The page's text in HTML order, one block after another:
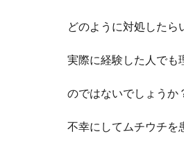
どのように対処したら
実際に経験した人でも
のではないでしょうか
不幸にしてムチウチを